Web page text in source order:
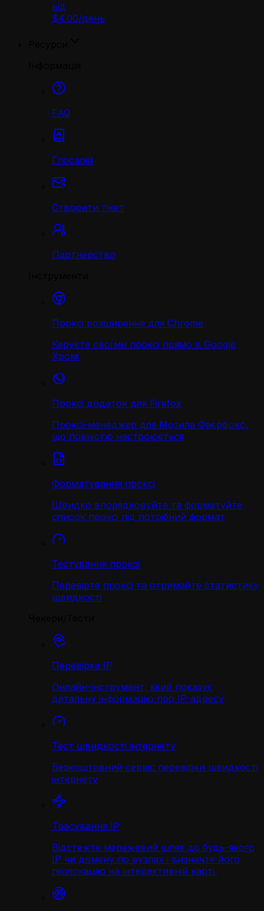
від
$4.00/день
FAQ
Глосарій
Створити тікет
Партнерство
Проксі розширення для Chrome
Керуєте своїми проксі прямо в Google
Хромі
Проксі додаток для Firefox
Проксі-менеджер для Мозила Фаєрфокс,
що повністю настроюється
Форматування проксі
Швидко впорядковуйте та форматуйте
список проксі під потрібний формат
Тестування проксі
Перевірте проксі та отримайте статистику
швидкості
Перевірка IP
Онлайн-інструмент, який показує
детальну інформацію про IP-адресу
Тест швидкості інтернету
Безкоштовний сервіс перевірки швидкості
інтернету
Трасування IP
Відстежте мережевий шлях до будь-якого
IP чи домену по вузлах і визначте його
геолокацію на інтерактивній карті.